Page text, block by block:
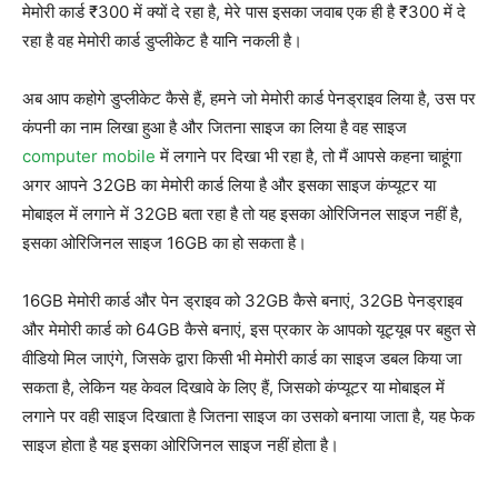
मेमोरी कार्ड ₹300 में क्यों दे रहा है, मेरे पास इसका जवाब एक ही है ₹300 में दे
रहा है वह मेमोरी कार्ड डुप्लीकेट है यानि नकली है।
अब आप कहोगे डुप्लीकेट कैसे हैं, हमने जो मेमोरी कार्ड पेनड्राइव लिया है, उस पर
कंपनी का नाम लिखा हुआ है और जितना साइज का लिया है वह साइज
computer mobile में लगाने पर दिखा भी रहा है, तो मैं आपसे कहना चाहूंगा
अगर आपने 32GB का मेमोरी कार्ड लिया है और इसका साइज कंप्यूटर या
मोबाइल में लगाने में 32GB बता रहा है तो यह इसका ओरिजिनल साइज नहीं है,
इसका ओरिजिनल साइज 16GB का हो सकता है।
16GB मेमोरी कार्ड और पेन ड्राइव को 32GB कैसे बनाएं, 32GB पेनड्राइव
और मेमोरी कार्ड को 64GB कैसे बनाएं, इस प्रकार के आपको यूट्यूब पर बहुत से
वीडियो मिल जाएंगे, जिसके द्वारा किसी भी मेमोरी कार्ड का साइज डबल किया जा
सकता है, लेकिन यह केवल दिखावे के लिए हैं, जिसको कंप्यूटर या मोबाइल में
लगाने पर वही साइज दिखाता है जितना साइज का उसको बनाया जाता है, यह फेक
साइज होता है यह इसका ओरिजिनल साइज नहीं होता है।